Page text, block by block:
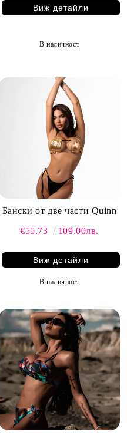
Виж детайли
В наличност
Бански от две части Quinn
€55.73 109.00лв.
Виж детайли
В наличност